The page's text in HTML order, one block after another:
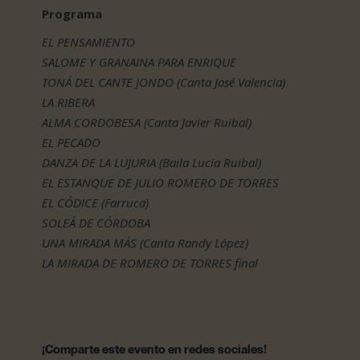
Programa
EL PENSAMIENTO
SALOME Y GRANAINA PARA ENRIQUE
TONÁ DEL CANTE JONDO (Canta José Valencia)
LA RIBERA
ALMA CORDOBESA (Canta Javier Ruibal)
EL PECADO
DANZA DE LA LUJURIA (Baila Lucia Ruibal)
EL ESTANQUE DE JULIO ROMERO DE TORRES
EL CÓDICE (Farruca)
SOLEÁ DE CÓRDOBA
UNA MIRADA MÁS (Canta Randy López)
LA MIRADA DE ROMERO DE TORRES final
¡Comparte este evento en redes sociales!